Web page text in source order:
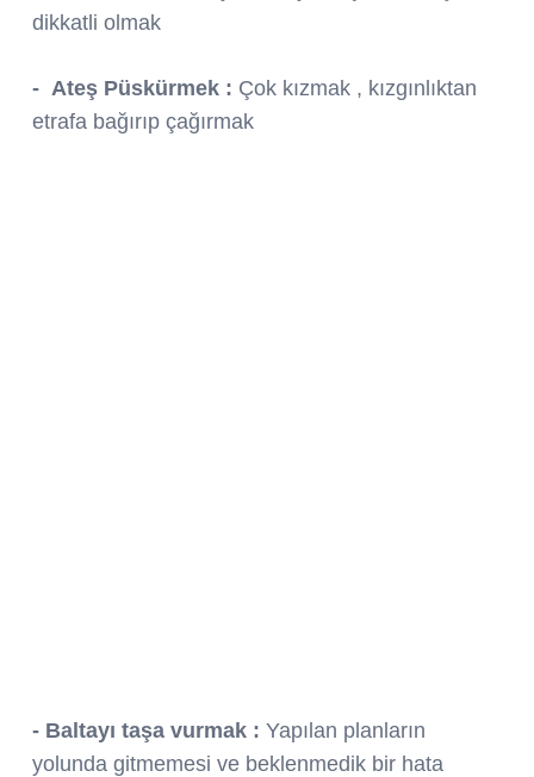
dikkatli olmak
- Ateş Püskürmek : Çok kızmak , kızgınlıktan
etrafa bağırıp çağırmak
- Baltayı taşa vurmak : Yapılan planların
yolunda gitmemesi ve beklenmedik bir hata